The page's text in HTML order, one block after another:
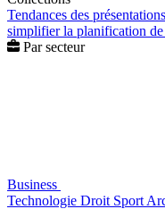
Tendances des
simplifier la planification
Par secteur
Business
Technologie Droit Sport